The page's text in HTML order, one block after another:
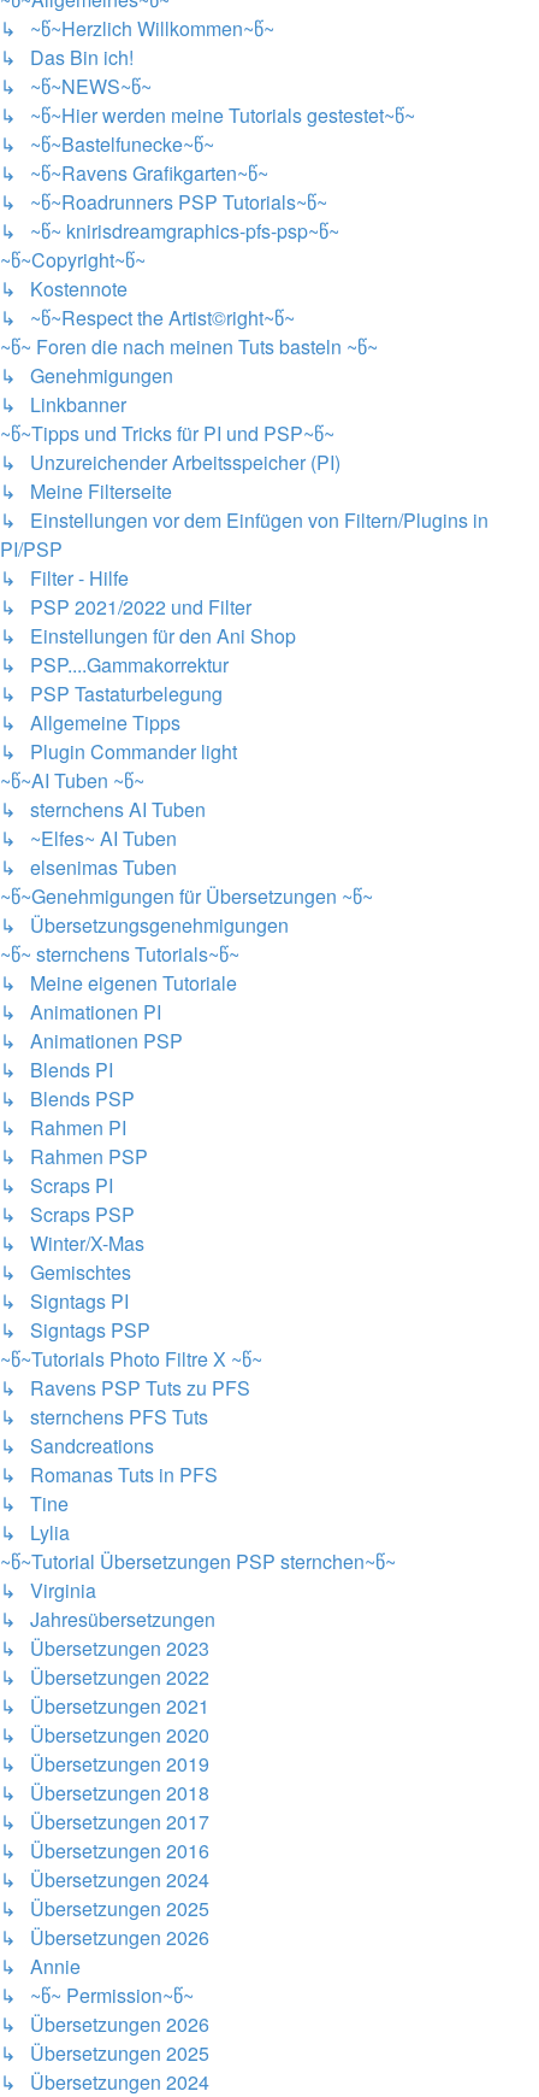
↳ ~წ~Herzlich Willkommen~წ~
↳ Das Bin ich!
↳ ~წ~NEWS~წ~
↳ ~წ~Hier werden meine Tutorials gestestet~წ~
↳ ~წ~Bastelfunecke~წ~
↳ ~წ~Ravens Grafikgarten~წ~
↳ ~წ~Roadrunners PSP Tutorials~წ~
↳ ~წ~ knirisdreamgraphics-pfs-psp~წ~
~წ~Copyright~წ~
↳ Kostennote
↳ ~წ~Respect the Artist©right~წ~
~წ~ Foren die nach meinen Tuts basteln ~წ~
↳ Genehmigungen
↳ Linkbanner
~წ~Tipps und Tricks für PI und PSP~წ~
↳ Unzureichender Arbeitsspeicher (PI)
↳ Meine Filterseite
↳ Einstellungen vor dem Einfügen von Filtern/Plugins in
PI/PSP
↳ Filter - Hilfe
↳ PSP 2021/2022 und Filter
↳ Einstellungen für den Ani Shop
↳ PSP....Gammakorrektur
↳ PSP Tastaturbelegung
↳ Allgemeine Tipps
↳ Plugin Commander light
~წ~AI Tuben ~წ~
↳ sternchens AI Tuben
↳ ~Elfes~ AI Tuben
↳ elsenimas Tuben
~წ~Genehmigungen für Übersetzungen ~წ~
↳ Übersetzungsgenehmigungen
~წ~ sternchens Tutorials~წ~
↳ Meine eigenen Tutoriale
↳ Animationen PI
↳ Animationen PSP
↳ Blends PI
↳ Blends PSP
↳ Rahmen PI
↳ Rahmen PSP
↳ Scraps PI
↳ Scraps PSP
↳ Winter/X-Mas
↳ Gemischtes
↳ Signtags PI
↳ Signtags PSP
~წ~Tutorials Photo Filtre X ~წ~
↳ Ravens PSP Tuts zu PFS
↳ sternchens PFS Tuts
↳ Sandcreations
↳ Romanas Tuts in PFS
↳ Tine
↳ Lylia
~წ~Tutorial Übersetzungen PSP sternchen~წ~
↳ Virginia
↳ Jahresübersetzungen
↳ Übersetzungen 2023
↳ Übersetzungen 2022
↳ Übersetzungen 2021
↳ Übersetzungen 2020
↳ Übersetzungen 2019
↳ Übersetzungen 2018
↳ Übersetzungen 2017
↳ Übersetzungen 2016
↳ Übersetzungen 2024
↳ Übersetzungen 2025
↳ Übersetzungen 2026
↳ Annie
↳ ~წ~ Permission~წ~
↳ Übersetzungen 2026
↳ Übersetzungen 2025
↳ Übersetzungen 2024